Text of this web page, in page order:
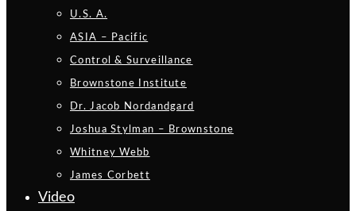
U.S. A.
ASIA – Pacific
Control & Surveillance
Brownstone Institute
Dr. Jacob Nordandgard
Joshua Stylman – Brownstone
Whitney Webb
James Corbett
Video